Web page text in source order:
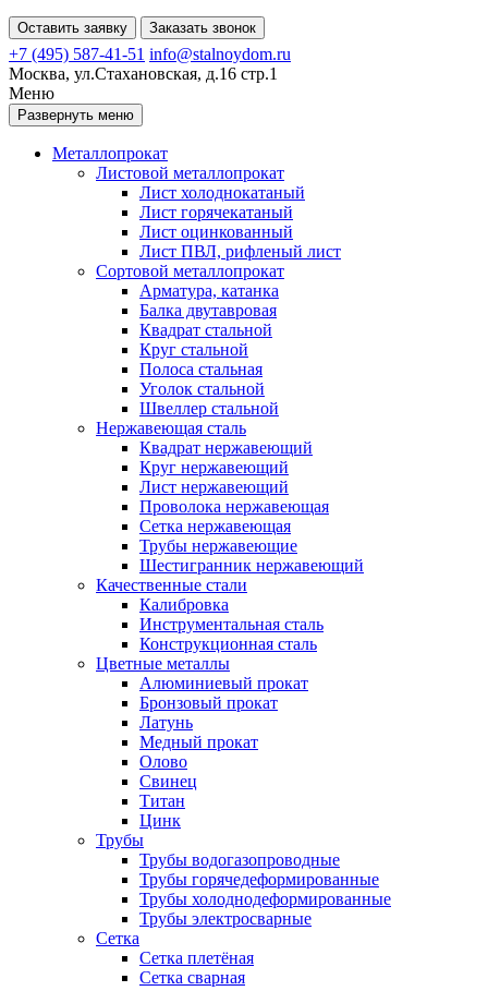
Оставить заявку Заказать звонок
+7 (495) 587-41-51 info@stalnoydom.ru
Москва, ул.Стахановская, д.16 стр.1
Меню
Развернуть меню
Металлопрокат
Листовой металлопрокат
Лист холоднокатаный
Лист горячекатаный
Лист оцинкованный
Лист ПВЛ, рифленый лист
Сортовой металлопрокат
Арматура, катанка
Балка двутавровая
Квадрат стальной
Круг стальной
Полоса стальная
Уголок стальной
Швеллер стальной
Нержавеющая сталь
Квадрат нержавеющий
Круг нержавеющий
Лист нержавеющий
Проволока нержавеющая
Сетка нержавеющая
Трубы нержавеющие
Шестигранник нержавеющий
Качественные стали
Калибровка
Инструментальная сталь
Конструкционная сталь
Цветные металлы
Алюминиевый прокат
Бронзовый прокат
Латунь
Медный прокат
Олово
Свинец
Титан
Цинк
Трубы
Трубы водогазопроводные
Трубы горячедеформированные
Трубы холоднодеформированные
Трубы электросварные
Сетка
Сетка плетёная
Сетка сварная